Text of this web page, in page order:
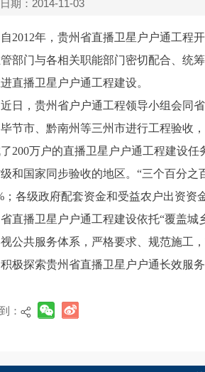
期：2014-11-03
自2012年，贵州省直播卫星户户通工程
部门与各相关职能部门密切配合、统
直播卫星户户通工程建设。
近日，贵州省户户通工程领导小组会同
节市、黔南州等三州市进行工程验收
200万户的直播卫星户户通工程建设
和国家同步验收的地区。“三个百分之
；各级政府配套资金和受益农户出资资
直播卫星户户通工程建设依托“覆盖
公共服务体系，严格要求、规范施工
极探索贵州省直播卫星户户通长效服
：